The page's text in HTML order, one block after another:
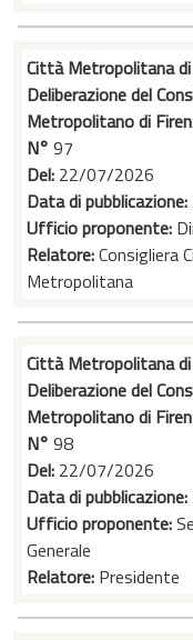
Città Metropolitana
Deliberazione del
Metropolitano di
N° 97
Del: 22/07/2026
Data di pubblicazione:
Ufficio proponente:
Relatore:Consigliera
Metropolitana
Città Metropolitana
Deliberazione del
Metropolitano di
N° 98
Del: 22/07/2026
Data di pubblicazione:
Ufficio proponente:
Generale
Relatore: Presidente